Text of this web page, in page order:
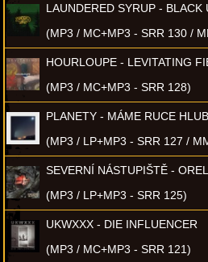
LAUNDERED SYRUP - BLACK
(MP3 / MC+MP3 - SRR 130 /
HOURLOUPE - LEVITATING
(MP3 / MC+MP3 - SRR 128)
PLANETY - MÁME RUCE
(MP3 / LP+MP3 - SRR 127 /
SEVERNÍ NÁSTUPIŠTĚ -
(MP3 / LP+MP3 - SRR 125)
UKWXXX - DIE INFLUENCER
(MP3 / MC+MP3 - SRR 121)